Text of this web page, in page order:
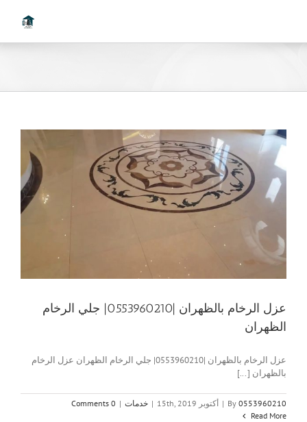
عزل الرخام بالظهران |0553960210| جلي الرخام
الظهران
عزل الرخام بالظهران |0553960210| جلي الرخام الظهران عزل الرخام
بالظهران [...]
By 0553960210
| أكتوبر 15th, 2019 | خدمات |
0 Comments
Read More